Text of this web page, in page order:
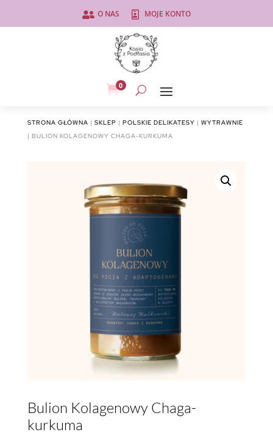
 O NAS  MOJE KONTO
0
STRONA GŁÓWNA | SKLEP | POLSKIE DELIKATESY | WYTRAWNIE
| BULION KOLAGENOWY CHAGA-KURKUMA
Bulion Kolagenowy Chaga-
kurkuma